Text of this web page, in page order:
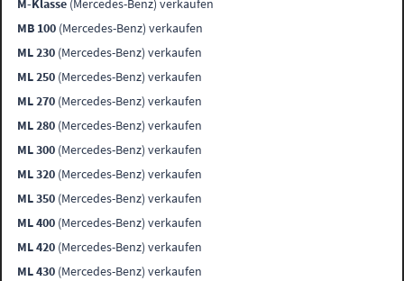
M-Klasse (Mercedes-Benz) verkaufen
MB 100 (Mercedes-Benz) verkaufen
ML 230 (Mercedes-Benz) verkaufen
ML 250 (Mercedes-Benz) verkaufen
ML 270 (Mercedes-Benz) verkaufen
ML 280 (Mercedes-Benz) verkaufen
ML 300 (Mercedes-Benz) verkaufen
ML 320 (Mercedes-Benz) verkaufen
ML 350 (Mercedes-Benz) verkaufen
ML 400 (Mercedes-Benz) verkaufen
ML 420 (Mercedes-Benz) verkaufen
ML 430 (Mercedes-Benz) verkaufen